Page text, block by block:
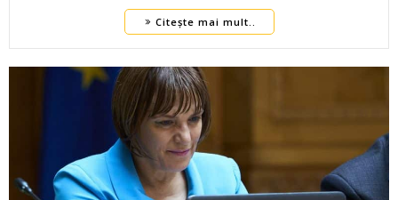
Citește mai mult..